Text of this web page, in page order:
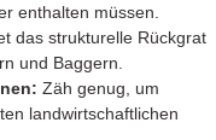
enthalten müssen.
das strukturelle Rückgrat
und Baggern.
Zäh genug, um
landwirtschaftlichen